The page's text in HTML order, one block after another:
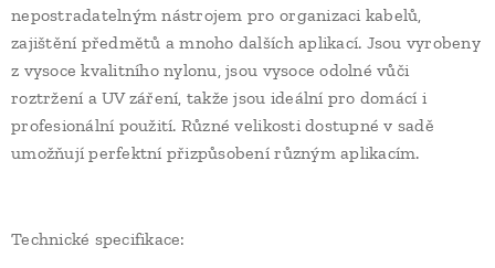
nepostradatelným nástrojem pro organizaci kabelů,
zajištění předmětů a mnoho dalších aplikací. Jsou vyrobeny
z vysoce kvalitního nylonu, jsou vysoce odolné vůči
roztržení a UV záření, takže jsou ideální pro domácí i
profesionální použití. Různé velikosti dostupné v sadě
umožňují perfektní přizpůsobení různým aplikacím.
Technické specifikace: